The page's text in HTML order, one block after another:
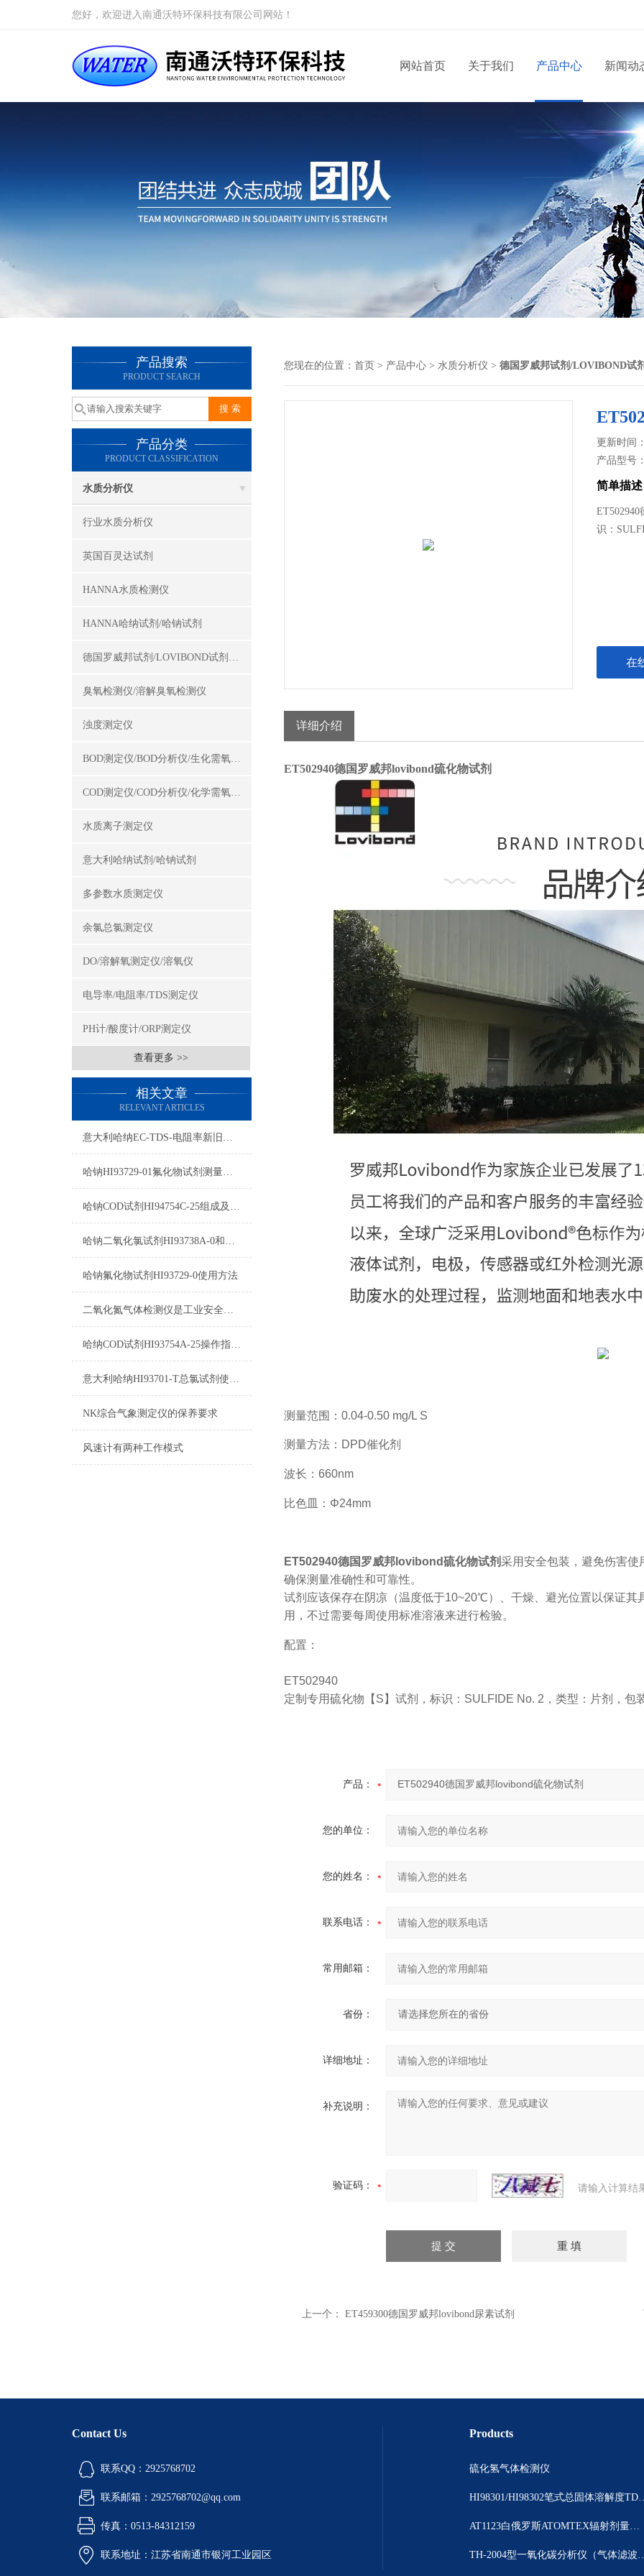
您好，欢迎进入南通沃特环保科技有限公司网站！
网站首页 关于我们 产品中心 新闻动
产品搜索
PRODUCT SEARCH
产品分类
PRODUCT CLASSIFICATION
水质分析仪
行业水质分析仪
英国百灵达试剂
HANNA水质检测仪
HANNA哈纳试剂/哈钠试剂
德国罗威邦试剂/LOVIBOND试剂/罗威邦试剂
臭氧检测仪/溶解臭氧检测仪
浊度测定仪
BOD测定仪/BOD分析仪/生化需氧量测定仪
COD测定仪/COD分析仪/化学需氧量测定仪
水质离子测定仪
意大利哈纳试剂/哈钠试剂
多参数水质测定仪
余氯总氯测定仪
DO/溶解氧测定仪/溶氧仪
电导率/电阻率/TDS测定仪
PH计/酸度计/ORP测定仪
查看更多 >>
相关文章
RELEVANT ARTICLES
意大利哈纳EC-TDS-电阻率新旧型号对照表2015
哈钠HI93729-01氟化物试剂测量原理/量程/操作方法
哈钠COD试剂HI94754C-25组成及测量范围
哈钠二氧化氯试剂HI93738A-0和HI93738B-0使用方法
哈钠氟化物试剂HI93729-0使用方法
二氧化氮气体检测仪是工业安全生产中*的防护设备
哈纳COD试剂HI93754A-25操作指南及测量标准
意大利哈纳HI93701-T总氯试剂使用说明及详细参数
NK综合气象测定仪的保养要求
风速计有两种工作模式
您现在的位置： 首页 > 产品中心 > 水质分析仪 > 德国罗威邦试剂/LOVIBOND试
更新时间
产品型号
简单描述
识：
在
详细介绍
ET502940德国罗威邦lovibond硫化物试剂
测量范围：0.04-0.50 mg/L S
测量方法：DPD催化剂
波长：660nm
比色皿：Φ24mm
ET502940德国罗威邦lovibond硫化物试剂采用安全包装，避免伤害使
确保测量准确性和可靠性。
试剂应该保存在阴凉（温度低于10~20℃）、干燥、避光位置以保证其
用，不过需要每周使用标准溶液来进行检验。
配置：
ET502940
定制专用硫化物【S】试剂，标识：SULFIDE No. 2，类型：片剂，包
产品：
您的单位：
您的姓名：
联系电话：
常用邮箱：
省份：
详细地址：
补充说明：
验证码： 请输入计算结
上一个： ET459300德国罗威邦lovibond尿素试剂
Contact Us
联系QQ：2925768702
联系邮箱：2925768702@qq.com
传真：0513-84312159
联系地址：江苏省南通市银河工业园区
Products
硫化氢气体检测仪
HI98301/HI98302
AT1123白俄罗斯ATOMTEX辐射剂量测量仪
TH-2004型一氧化碳分析仪